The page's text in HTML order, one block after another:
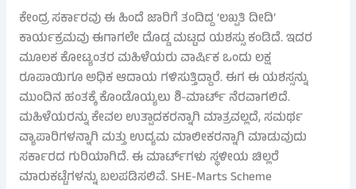
ಕೇಂದ್ರ ಸರ್ಕಾರವು ಈ ಹಿಂದೆ ಜಾರಿಗೆ ತಂದಿದ್ದ ‘ಲಖ್ಪತಿ ದೀದಿ’
ಕಾರ್ಯಕ್ರಮವು ಈಗಾಗಲೇ ದೊಡ್ಡ ಮಟ್ಟದ ಯಶಸ್ಸು ಕಂಡಿದೆ. ಇದರ
ಮೂಲಕ ಕೋಟ್ಯಂತರ ಮಹಿಳೆಯರು ವಾರ್ಷಿಕ ಒಂದು ಲಕ್ಷ
ರೂಪಾಯಿಗೂ ಅಧಿಕ ಆದಾಯ ಗಳಿಸುತ್ತಿದ್ದಾರೆ. ಈಗ ಈ ಯಶಸ್ಸನ್ನು
ಮುಂದಿನ ಹಂತಕ್ಕೆ ಕೊಂಡೊಯ್ಯಲು ಶಿ-ಮಾರ್ಟ್ ನೆರವಾಗಲಿದೆ.
ಮಹಿಳೆಯರನ್ನು ಕೇವಲ ಉತ್ಪಾದಕರನ್ನಾಗಿ ಮಾತ್ರವಲ್ಲದೆ, ಸಮರ್ಥ
ವ್ಯಾಪಾರಿಗಳನ್ನಾಗಿ ಮತ್ತು ಉದ್ಯಮ ಮಾಲೀಕರನ್ನಾಗಿ ಮಾಡುವುದು
ಸರ್ಕಾರದ ಗುರಿಯಾಗಿದೆ. ಈ ಮಾರ್ಟ್‌ಗಳು ಸ್ಥಳೀಯ ಚಿಲ್ಲರೆ
ಮಾರುಕಟ್ಟೆಗಳನ್ನು ಬಲಪಡಿಸಲಿವೆ. SHE-Marts Scheme